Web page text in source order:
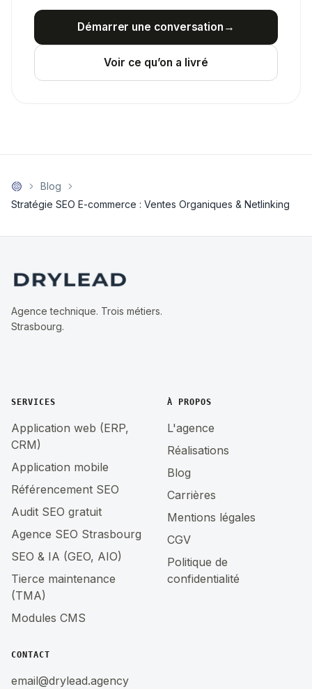
Démarrer une conversation →
Voir ce qu’on a livré
Blog
Stratégie SEO E-commerce : Ventes Organiques & Netlinking
Agence technique. Trois métiers.
Strasbourg.
SERVICES
Application web (ERP,
CRM)
Application mobile
Référencement SEO
Audit SEO gratuit
Agence SEO Strasbourg
SEO & IA (GEO, AIO)
Tierce maintenance
(TMA)
Modules CMS
À PROPOS
L'agence
Réalisations
Blog
Carrières
Mentions légales
CGV
Politique de
confidentialité
CONTACT
email@drylead.agency